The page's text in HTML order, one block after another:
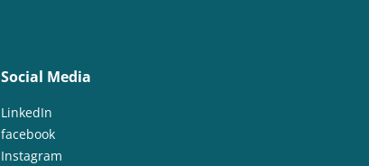
Social Media
LinkedIn
facebook
Instagram